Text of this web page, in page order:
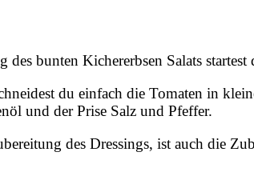
des bunten Kichererbsen Salats
du einfach die Tomaten in
und der Prise Salz und Pfeffer.
des Dressings, ist auch die